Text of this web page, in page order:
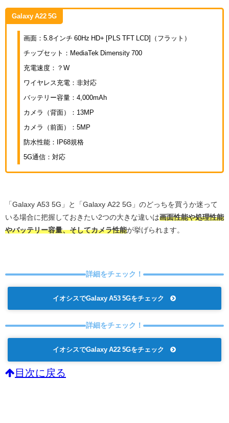
Galaxy A22 5G
画面：5.8インチ 60Hz HD+ [PLS TFT LCD]（フラット）
チップセット：MediaTek Dimensity 700
充電速度：？W
ワイヤレス充電：非対応
バッテリー容量：4,000mAh
カメラ（背面）：13MP
カメラ（前面）：5MP
防水性能：IP68規格
5G通信：対応
「Galaxy A53 5G」と「Galaxy A22 5G」のどっちを買うか迷って
いる場合に把握しておきたい2つの大きな違いは画面性能や処理性能
やバッテリー容量、そしてカメラ性能が挙げられます。
詳細をチェック！
イオシスでGalaxy A53 5Gをチェック
詳細をチェック！
イオシスでGalaxy A22 5Gをチェック
目次に戻る